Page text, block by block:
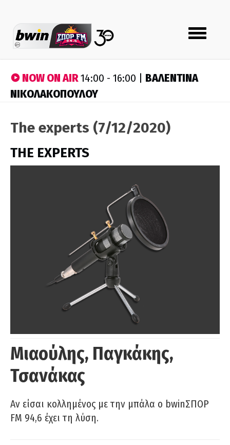
Toggle
navigation
NOW ON AIR14:00 - 16:00 | ΒΑΛΕΝΤΙΝΑ
ΝΙΚΟΛΑΚΟΠΟΥΛΟΥ
The experts (7/12/2020)
THE EXPERTS
Μιαούλης, Παγκάκης,
Τσανάκας
Αν είσαι κολλημένος με την μπάλα ο bwinΣΠΟΡ
FM 94,6 έχει τη λύση.